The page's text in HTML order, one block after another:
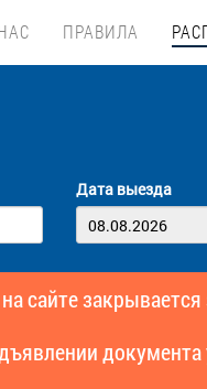
ПРАВИЛА
Дата выезда
сайте